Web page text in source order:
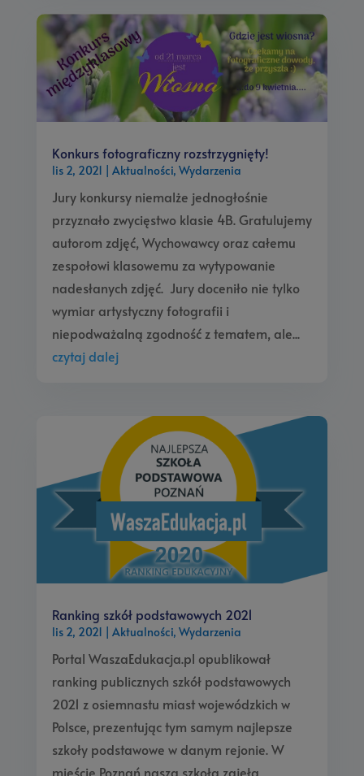
Konkurs fotograficzny rozstrzygnięty!
lis 2, 2021 | Aktualności, Wydarzenia
Jury konkursy niemalże jednogłośnie
przyznało zwycięstwo klasie 4B. Gratulujemy
autorom zdjęć, Wychowawcy oraz całemu
zespołowi klasowemu za wytypowanie
nadesłanych zdjęć. Jury doceniło nie tylko
wymiar artystyczny fotografii i
niepodważalną zgodność z tematem, ale...
czytaj dalej
Ranking szkół podstawowych 2021
lis 2, 2021 | Aktualności, Wydarzenia
Portal WaszaEdukacja.pl opublikował
ranking publicznych szkół podstawowych
2021 z osiemnastu miast wojewódzkich w
Polsce, prezentując tym samym najlepsze
szkoły podstawowe w danym rejonie. W
mieście Poznań nasza szkoła zajęła